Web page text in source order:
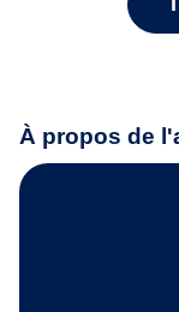
À propos de